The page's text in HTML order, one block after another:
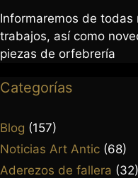
Informaremos de
trabajos, así como
piezas de orfebrería
Categorías
Blog (157)
Noticias Art Antic (68)
Aderezos de fallera (32)